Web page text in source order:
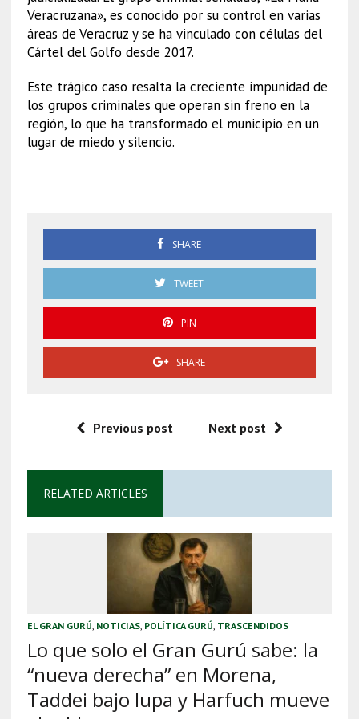
Veracruzana», es conocido por su control en varias
áreas de Veracruz y se ha vinculado con células del
Cártel del Golfo desde 2017.
Este trágico caso resalta la creciente impunidad de
los grupos criminales que operan sin freno en la
región, lo que ha transformado el municipio en un
lugar de miedo y silencio.
SHARE
TWEET
PIN
SHARE
Previous post Next post
RELATED ARTICLES
EL GRAN GURÚ NOTICIAS, POLÍTICA GURÚ TRASCENDIDOS
Lo que solo el Gran Gurú sabe: la
“nueva derecha” en Morena,
Taddei bajo lupa y Harfuch mueve